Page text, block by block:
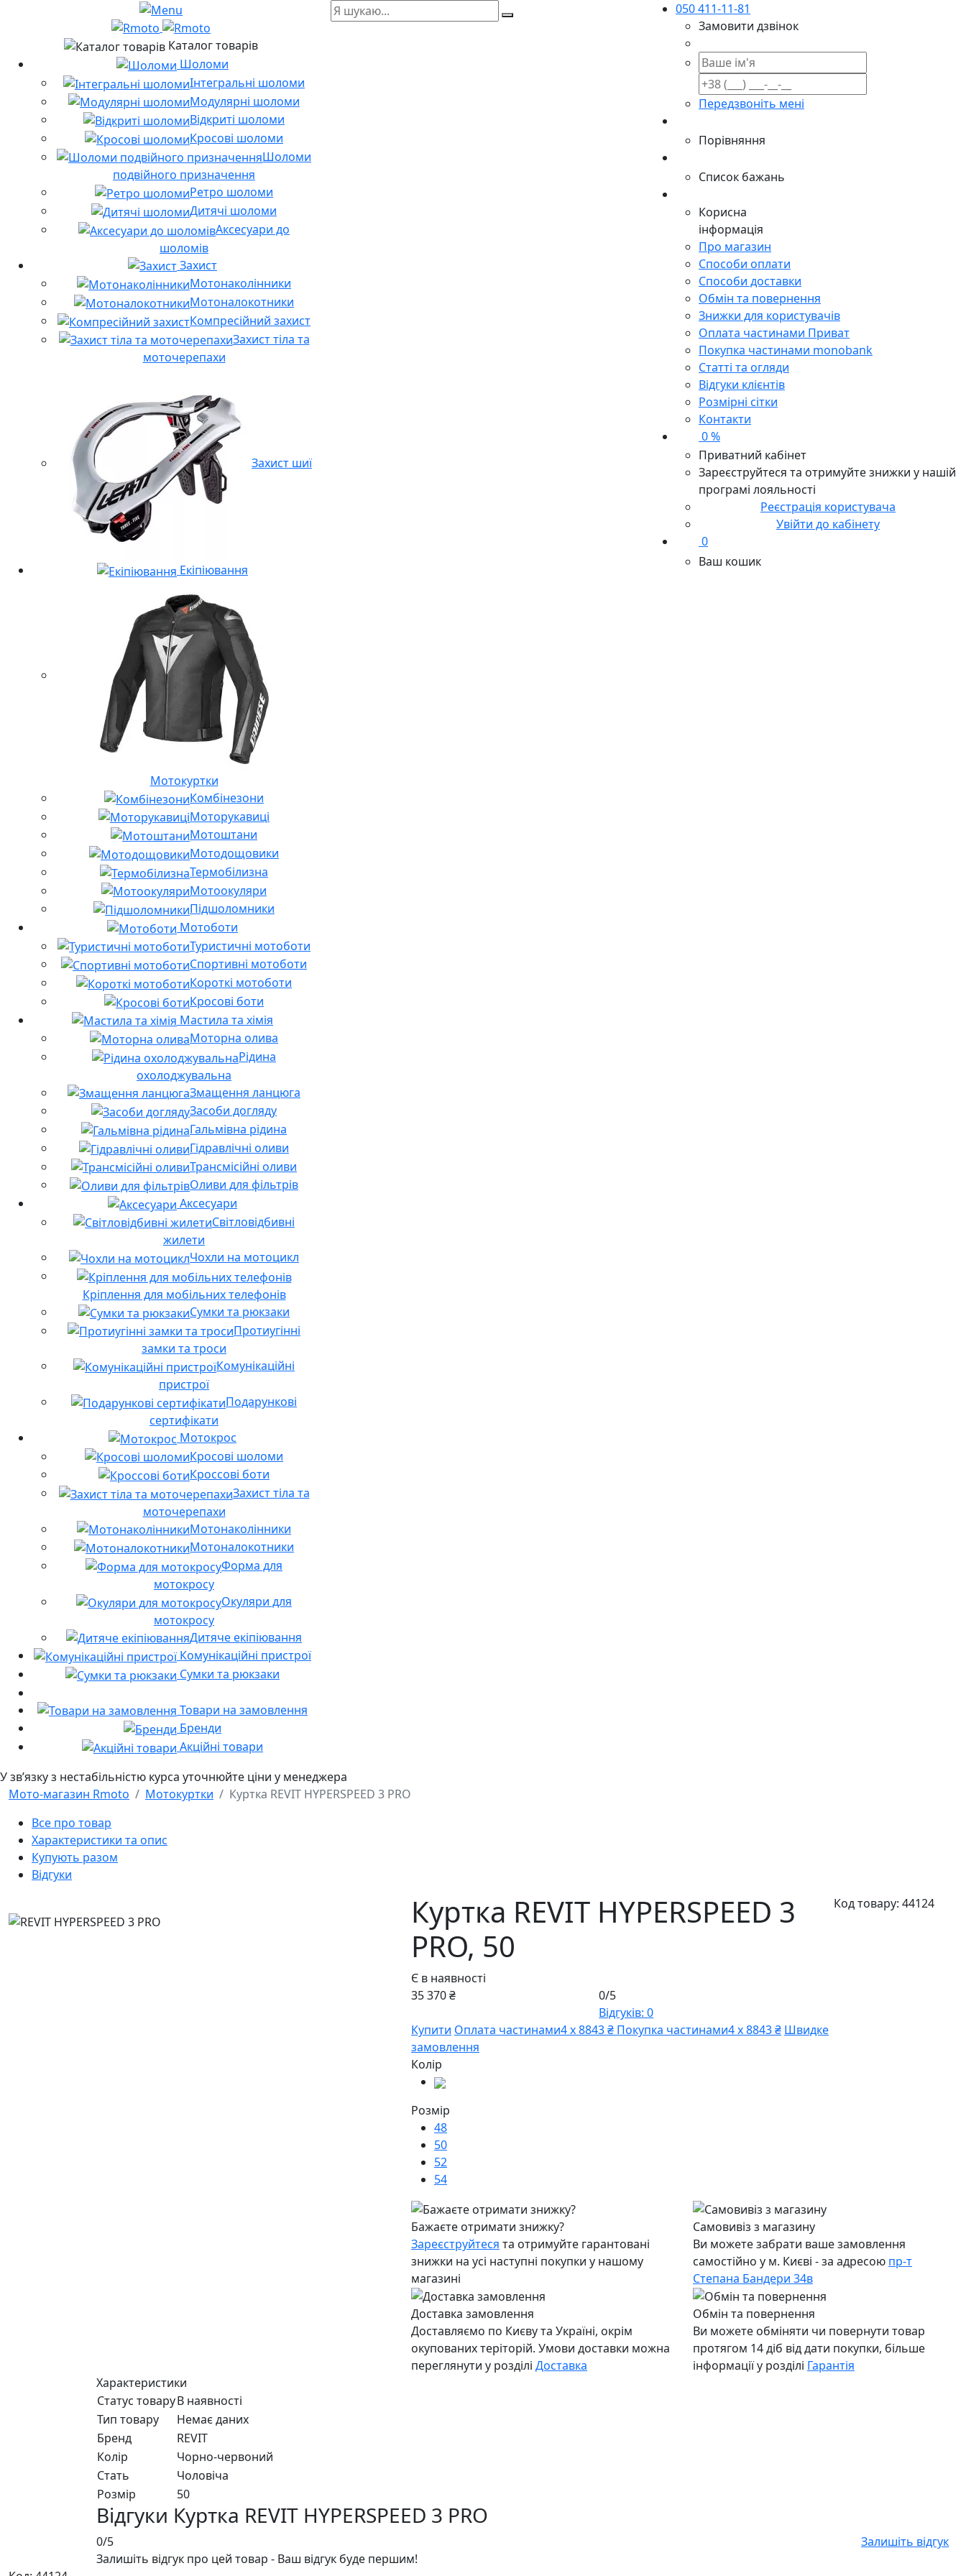
Каталог товарів
Шоломи
Інтегральні шоломи
Модулярні шоломи
Відкриті шоломи
Кросові шоломи
Шоломи
подвійного призначення
Ретро шоломи
Дитячі шоломи
Аксесуари до
шоломів
Захист
Мотонаколінники
Мотоналокотники
Компресійний захист
Захист тіла та
моточерепахи
Захист шиї
Екіпіювання
Мотокуртки
Комбінезони
Моторукавиці
Мотоштани
Мотодощовики
Термобілизна
Мотоокуляри
Підшоломники
Мотоботи
Туристичні мотоботи
Спортивні мотоботи
Короткі мотоботи
Кросові боти
Мастила та хімія
Моторна олива
Рідина
охолоджувальна
Змащення ланцюга
Засоби догляду
Гальмівна рідина
Гідравлічні оливи
Трансмісійні оливи
Оливи для фільтрів
Аксесуари
Світловідбивні
жилети
Чохли на мотоцикл
Кріплення для мобільних телефонів
Сумки та рюкзаки
Протиугінні
замки та троси
Комунікаційні
пристрої
Подарункові
сертифікати
Мотокрос
Кросові шоломи
Кроссові боти
Захист тіла та
моточерепахи
Мотонаколінники
Мотоналокотники
Форма для
мотокросу
Окуляри для
мотокросу
Дитяче екіпіювання
Комунікаційні пристрої
Сумки та рюкзаки
Товари на замовлення
Бренди
Акційні товари
050 411-11-81
Замовити дзвінок
Передзвоніть мені
Порівняння
Список бажань
Корисна
інформація
Про магазин
Способи оплати
Способи доставки
Обмін та повернення
Знижки для користувачів
Оплата частинами Приват
Покупка частинами monobank
Статті та огляди
Відгуки клієнтів
Розмірні сітки
Контакти
0 %
Приватний кабінет
Зареєструйтеся та отримуйте знижки у нашій
програмі лояльності
Реєстрація користувача
Увійти до кабінету
0
Ваш кошик
У звʼязку з нестабільністю курса уточнюйте ціни у менеджера
Мото-магазин Rmoto
Мотокуртки
Куртка REVIT HYPERSPEED 3 PRO
Все про товар
Характеристики та опис
Купують разом
Відгуки
Куртка REVIT HYPERSPEED 3
PRO, 50
Є в наявності
Код товару: 44124
35 370 ₴
0/5
Відгуків: 0
Купити Оплата частинами4 х 8843 ₴ Покупка частинами4 х 8843 ₴ Швидке
замовлення
Колір
Розмір
48
50
52
54
Бажаєте отримати знижку?
Зареєструйтеся та отримуйте гарантовані
знижки на усі наступні покупки у нашому
магазині
Самовивіз з магазину
Ви можете забрати ваше замовлення
самостійно у м. Києві - за адресою пр-т
Степана Бандери 34в
Доставка замовлення
Доставляємо по Києву та Україні, окрім
окупованих теріторій. Умови доставки можна
переглянути у розділі Доставка
Обмін та повернення
Ви можете обміняти чи повернути товар
протягом 14 діб від дати покупки, більше
інформації у розділі Гарантія
Характеристики
Статус товаруВ наявності
Тип товару
Немає даних
Бренд
REVIT
Колір
Чорно-червоний
Стать
Чоловiча
Розмір
50
Відгуки Куртка REVIT HYPERSPEED 3 PRO
0/5
Залишіть відгук
Залишіть відгук про цей товар - Ваш відгук буде першим!